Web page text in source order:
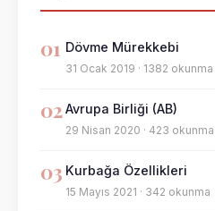
01 Dövme Mürekkebi
31 Ocak 2019 · 1382 okunma
02Avrupa Birliği (AB)
29 Nisan 2020 · 423 okunma
03 Kurbağa Özellikleri
15 Mayıs 2021 · 342 okunma